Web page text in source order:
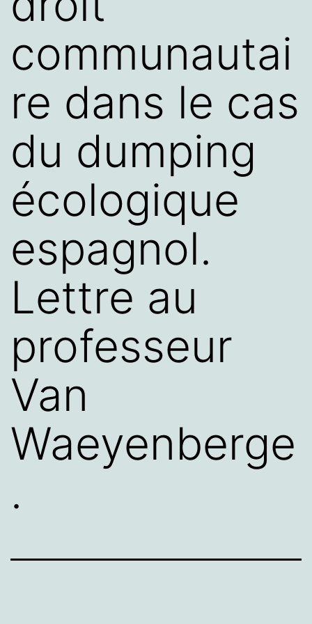
communautai
re dans le cas
du dumping
écologique
espagnol.
Lettre au
professeur
Van
Waeyenberge
.